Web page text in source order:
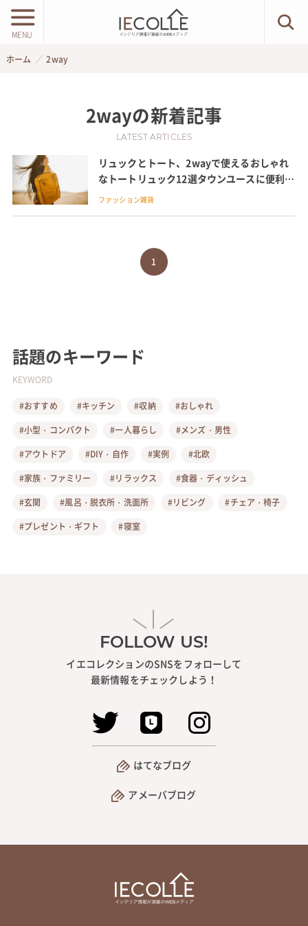
MENU
ホーム 2way
2wayの新着記事
LATEST ARTICLES
リュックとトート、2wayで使えるおしゃれ
なトートリュック12選タウンユースに便利な
deldeやアウトドアに人気のチャムスなど
ファッション雑貨
1
話題のキーワード
KEYWORD
#おすすめ #キッチン #収納
#おしゃれ
#小型・コンパクト
#一人暮らし
#メンズ・男性
#アウトドア
#DIY・自作 #実例
#北欧
#家族・ファミリー
#リラックス
#食器・ディッシュ
#玄関
#風呂・脱衣所・洗面所 #リビング
#チェア・椅子
#プレゼント・ギフト
#寝室
FOLLOW US!
イエコレクションのSNSをフォローして
最新情報をチェックしよう！
はてなブログ
アメーバブログ